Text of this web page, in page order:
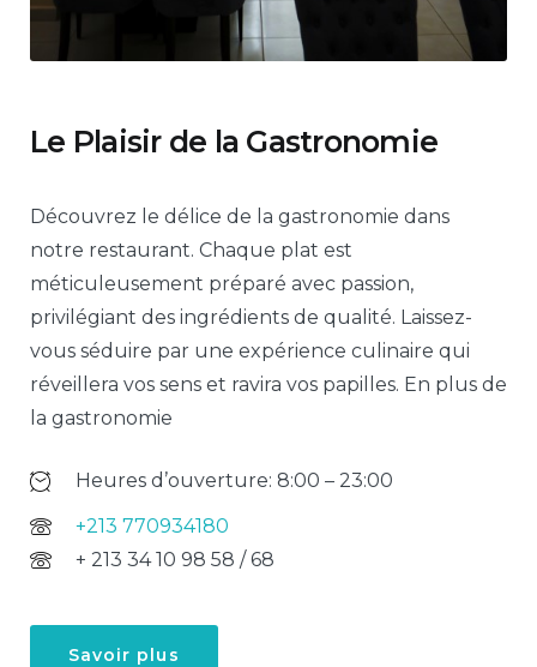
Le Plaisir de la Gastronomie
Découvrez le délice de la gastronomie dans
notre restaurant. Chaque plat est
méticuleusement préparé avec passion,
privilégiant des ingrédients de qualité. Laissez-
vous séduire par une expérience culinaire qui
réveillera vos sens et ravira vos papilles. En plus de
la gastronomie
Heures d’ouverture: 8:00 – 23:00
+213 770934180
+ 213 34 10 98 58 / 68
Savoir plus